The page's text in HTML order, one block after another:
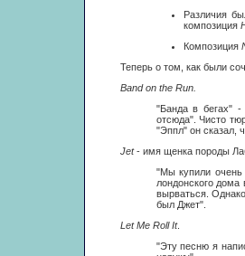
Различия
композиция
Композиция
Теперь о том, как были
Band on the Run.
"Банда в бегах"
отсюда". Чисто
"Эппл" он сказал,
Jet- имя щенка породы
"Мы купили очень
лондонского
вырваться.
был Джет".
Let Me Roll It.
"Эту песню я